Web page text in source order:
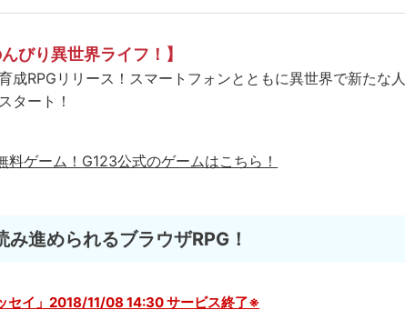
んびり異世界ライフ！】
成RPGリリース！スマートフォンとともに異世界で新たな人
タート！
料ゲーム！ G123公式のゲームはこちら！
進められるブラウザRPG！
セイ」2018/11/08 14:30 サービス終了※